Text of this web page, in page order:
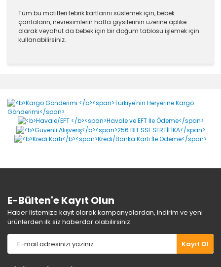
Tüm bu motifleri tebrik kartlarını süslemek için, bebek
çantaların, nevresimlerin hatta giysilerinin üzerine aplike
olarak veyahut da bebek için bir doğum tablosu işlemek için
kullanabilirsiniz.
Yorum Yaz
Ürün resmi kalitesiz, bozuk veya görüntülenemiyor.
Ürün açıklamasında eksik bilgiler bulunuyor.
Ürün bilgilerinde hatalar bulunuyor.
E-Bülten'e Kayıt Olun
Haber listemize kayıt olarak kampanyalardan, indirim ve yeni
ürünlerden ilk siz haberdar olabilirsiniz.
Kayıt Ol